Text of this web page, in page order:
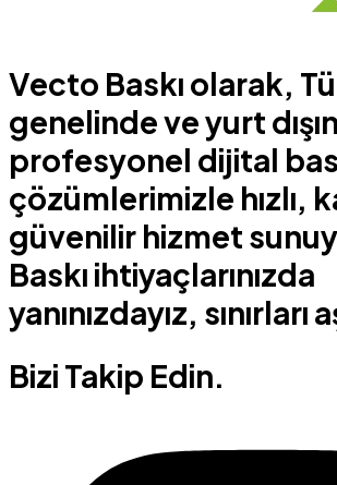
Vecto Baskı olarak,
genelinde ve yurt
profesyonel dijital
çözümlerimizle hızlı,
güvenilir hizmet
Baskı ihtiyaçlarınızda
yanınızdayız, sınırları
Bizi Takip Edin.